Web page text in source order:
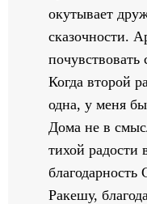
окутывает
сказочности.
Когда второй
одна, у меня
Дома не в
тихой радости
благодарность
Ракешу,